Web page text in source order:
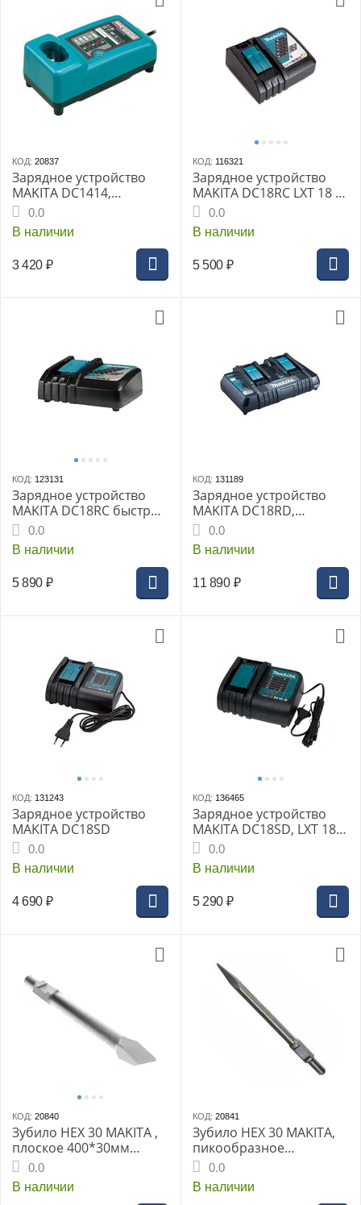
КОД: 20837
Зарядное устройство
MAKITA DC1414,
7.2В/14.4В (193864-0)
0.0
В наличии
3 420 ₽
КОД: 116321
Зарядное устройство
MAKITA DC18RC LXT 18 В
(630793-1)
0.0
В наличии
5 500 ₽
КОД: 123131
Зарядное устройство
MAKITA DC18RC быстрое
(LXT 18В), полиэт. пакет
0.0
В наличии
5 890 ₽
КОД: 131189
Зарядное устройство
MAKITA DC18RD,
быстрое, двухпортовое
(LXT 18В)
0.0
В наличии
11 890 ₽
КОД: 131243
Зарядное устройство
MAKITA DC18SD
0.0
В наличии
4 690 ₽
КОД: 136465
Зарядное устройство
MAKITA DC18SD, LXT 18В,
картон
0.0
В наличии
5 290 ₽
КОД: 20840
Зубило HEX 30 MAKITA ,
плоское 400*30мм
шестигр. (D-15300)
0.0
В наличии
КОД: 20841
Зубило HEX 30 MAKITA,
пикообразное
400*30мм (D-15285)
0.0
В наличии